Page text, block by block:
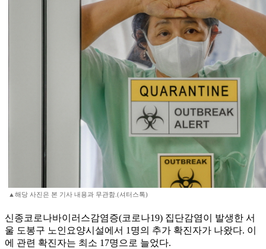
▲해당 사진은 본 기사 내용과 무관함.(셔터스톡)
신종코로나바이러스감염증(코로나19) 집단감염이 발생한 서
울 도봉구 노인요양시설에서 1명의 추가 확진자가 나왔다. 이
에 관련 확진자는 최소 17명으로 늘었다.